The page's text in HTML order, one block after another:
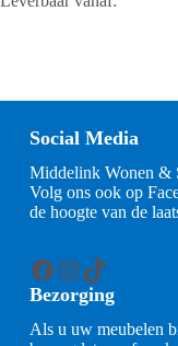
Social Media
Middelink Wonen &
Volg ons ook op
de hoogte van de
Facebook
Instagram
TikTok
Bezorging
Als u uw meubelen